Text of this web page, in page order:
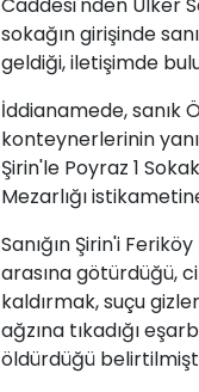
Caddesi'nden Ülker
sokağın girişinde
geldiği, iletişimde
İddianamede, sanık
konteynerlerinin
Şirin'le Poyraz 1
Mezarlığı
Sanığın Şirin'i
arasına götürdüğü,
kaldırmak, suçu
ağzına tıkadığı
öldürdüğü